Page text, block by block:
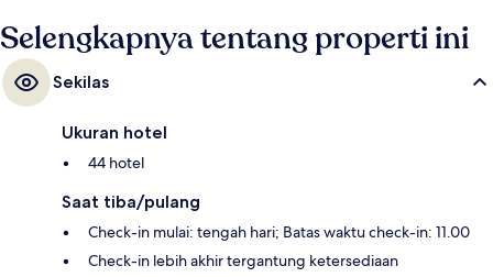
Selengkapnya tentang properti ini
Sekilas
Ukuran hotel
44 hotel
Saat tiba/pulang
Check-in mulai: tengah hari; Batas waktu check-in: 11.00
Check-in lebih akhir tergantung ketersediaan